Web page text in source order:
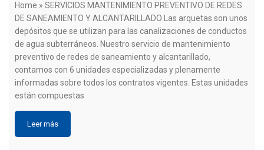
Home » SERVICIOS MANTENIMIENTO PREVENTIVO DE REDES
DE SANEAMIENTO Y ALCANTARILLADO Las arquetas son unos
depósitos que se utilizan para las canalizaciones de conductos
de agua subterráneos. Nuestro servicio de mantenimiento
preventivo de redes de saneamiento y alcantarillado,
contamos con 6 unidades especializadas y plenamente
informadas sobre todos los contratos vigentes. Estas unidades
están compuestas
Leer más